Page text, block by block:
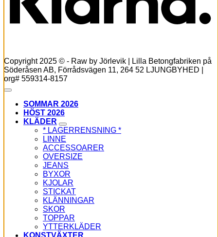
Copyright 2025 © - Raw by Jörlevik | Lilla Betongfabriken på
Söderåsen AB, Förrådsvägen 11, 264 52 LJUNGBYHED |
org# 559314-8157
SOMMAR 2026
HÖST 2026
KLÄDER
* LAGERRENSNING *
LINNE
ACCESSOARER
OVERSIZE
JEANS
BYXOR
KJOLAR
STICKAT
KLÄNNINGAR
SKOR
TOPPAR
YTTERKLÄDER
KONSTVÄXTER